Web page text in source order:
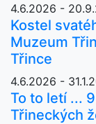
4.6.2026 -
Kostel
Muzeum
Třince
4.6.2026 -
To to letí ...
Třineckých